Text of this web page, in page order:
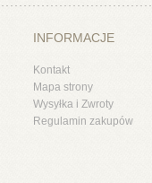
INFORMACJE
Kontakt
Mapa strony
Wysyłka i Zwroty
Regulamin zakupów